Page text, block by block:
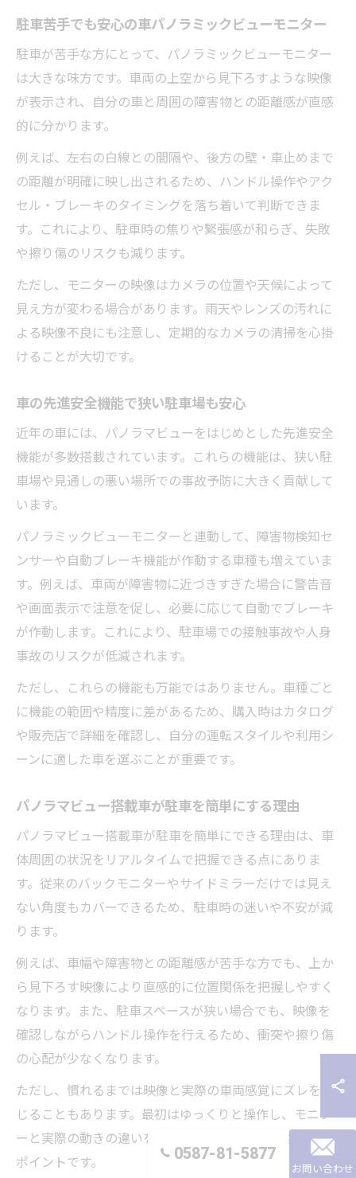
駐車苦手でも安心の車パノラミックビューモニター
駐車が苦手な方にとって、パノラミックビューモニター
は大きな味方です。車両の上空から見下ろすような映像
が表示され、自分の車と周囲の障害物との距離感が直感
的に分かります。
例えば、左右の白線との間隔や、後方の壁・車止めまで
の距離が明確に映し出されるため、ハンドル操作やアク
セル・ブレーキのタイミングを落ち着いて判断できま
す。これにより、駐車時の焦りや緊張感が和らぎ、失敗
や擦り傷のリスクも減ります。
ただし、モニターの映像はカメラの位置や天候によって
見え方が変わる場合があります。雨天やレンズの汚れに
よる映像不良にも注意し、定期的なカメラの清掃を心掛
けることが大切です。
車の先進安全機能で狭い駐車場も安心
近年の車には、パノラマビューをはじめとした先進安全
機能が多数搭載されています。これらの機能は、狭い駐
車場や見通しの悪い場所での事故予防に大きく貢献して
います。
パノラミックビューモニターと連動して、障害物検知セ
ンサーや自動ブレーキ機能が作動する車種も増えていま
す。例えば、車両が障害物に近づきすぎた場合に警告音
や画面表示で注意を促し、必要に応じて自動でブレーキ
が作動します。これにより、駐車場での接触事故や人身
事故のリスクが低減されます。
ただし、これらの機能も万能ではありません。車種ごと
に機能の範囲や精度に差があるため、購入時はカタログ
や販売店で詳細を確認し、自分の運転スタイルや利用シ
ーンに適した車を選ぶことが重要です。
パノラマビュー搭載車が駐車を簡単にする理由
パノラマビュー搭載車が駐車を簡単にできる理由は、車
体周囲の状況をリアルタイムで把握できる点にありま
す。従来のバックモニターやサイドミラーだけでは見え
ない角度もカバーできるため、駐車時の迷いや不安が減
ります。
例えば、車幅や障害物との距離感が苦手な方でも、上か
ら見下ろす映像により直感的に位置関係を把握しやすく
なります。また、駐車スペースが狭い場合でも、映像を
確認しながらハンドル操作を行えるため、衝突や擦り傷
の心配が少なくなります。
ただし、慣れるまでは映像と実際の車両感覚にズレを感
じることもあります。最初はゆっくりと操作し、モニタ
ーと実際の動きの違いを体で覚えることが安全な活用の
ポイントです。
0587-81-5877
お問い合わせ